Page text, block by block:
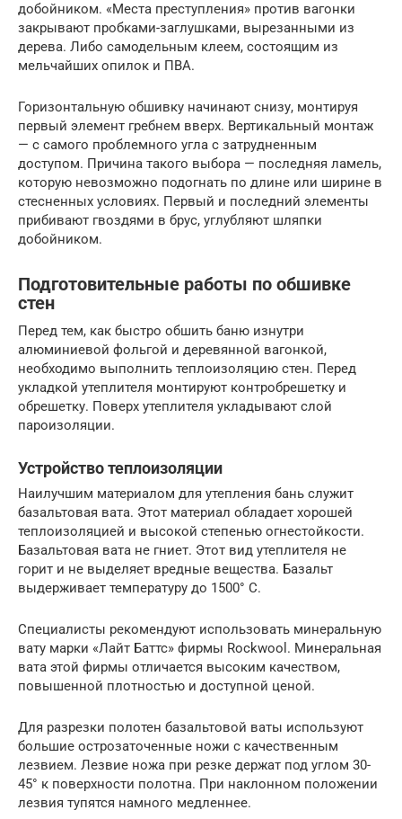
добойником. «Места преступления» против вагонки
закрывают пробками-заглушками, вырезанными из
дерева. Либо самодельным клеем, состоящим из
мельчайших опилок и ПВА.
Горизонтальную обшивку начинают снизу, монтируя
первый элемент гребнем вверх. Вертикальный монтаж
— с самого проблемного угла с затрудненным
доступом. Причина такого выбора — последняя ламель,
которую невозможно подогнать по длине или ширине в
стесненных условиях. Первый и последний элементы
прибивают гвоздями в брус, углубляют шляпки
добойником.
Подготовительные работы по обшивке
стен
Перед тем, как быстро обшить баню изнутри
алюминиевой фольгой и деревянной вагонкой,
необходимо выполнить теплоизоляцию стен. Перед
укладкой утеплителя монтируют контробрешетку и
обрешетку. Поверх утеплителя укладывают слой
пароизоляции.
Устройство теплоизоляции
Наилучшим материалом для утепления бань служит
базальтовая вата. Этот материал обладает хорошей
теплоизоляцией и высокой степенью огнестойкости.
Базальтовая вата не гниет. Этот вид утеплителя не
горит и не выделяет вредные вещества. Базальт
выдерживает температуру до 1500° С.
Специалисты рекомендуют использовать минеральную
вату марки «Лайт Баттс» фирмы Rockwool. Минеральная
вата этой фирмы отличается высоким качеством,
повышенной плотностью и доступной ценой.
Для разрезки полотен базальтовой ваты используют
большие острозаточенные ножи с качественным
лезвием. Лезвие ножа при резке держат под углом 30-
45° к поверхности полотна. При наклонном положении
лезвия тупятся намного медленнее.